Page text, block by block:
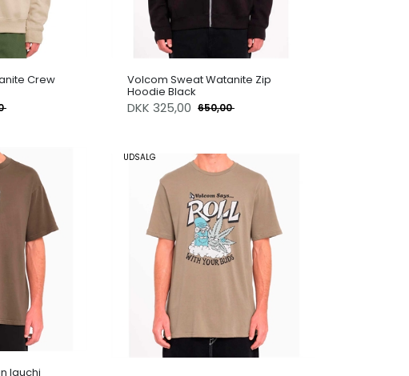
Crew Volcom Sweat Watanite Zip
Hoodie Black
DKK 325,00 650,00
Iguchi
UDSALG